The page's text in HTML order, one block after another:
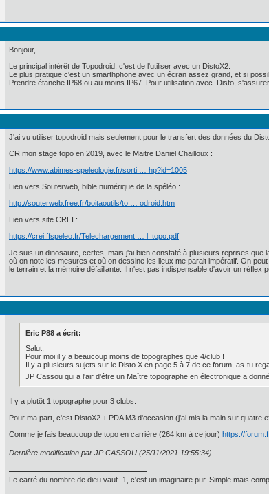
Bonjour,
Le principal intérêt de Topodroid, c'est de l'utiliser avec un DistoX2.
Le plus pratique c'est un smarthphone avec un écran assez grand, et si
Prendre étanche IP68 ou au moins IP67. Pour utilisation avec Disto,
J'ai vu utiliser topodroid mais seulement pour le transfert des données du
CR mon stage topo en 2019, avec le Maitre Daniel Chailloux :
https://www.abimes-speleologie.fr/sorti … hp?id=1005
Lien vers Souterweb, bible numérique de la spéléo :
http://souterweb.free.fr/boitaoutils/to … odroid.htm
Lien vers site CREI :
https://crei.ffspeleo.fr/Telechargement … l_topo.pdf
Je suis un dinosaure, certes, mais j'ai bien constaté à plusieurs reprises que
où on note les mesures et où on dessine les lieux me parait impératif. On
le terrain et la mémoire défaillante. Il n'est pas indispensable d'avoir un
Eric P88 a écrit:
Salut,
Pour moi il y a beaucoup moins de topographes que 4/club !
Il y a plusieurs sujets sur le Disto X en page 5 à 7 de ce forum, as-tu
JP Cassou qui a l'air d'être un Maître topographe en électronique a
Il y a plutôt 1 topographe pour 3 clubs.
Pour ma part, c'est DistoX2 + PDA M3 d'occasion (j'ai mis la main sur
Comme je fais beaucoup de topo en carrière (264 km à ce jour) https://
Dernière modification par JP CASSOU (25/11/2021 19:55:34)
Le carré du nombre de dieu vaut -1, c'est un imaginaire pur. Simple mais